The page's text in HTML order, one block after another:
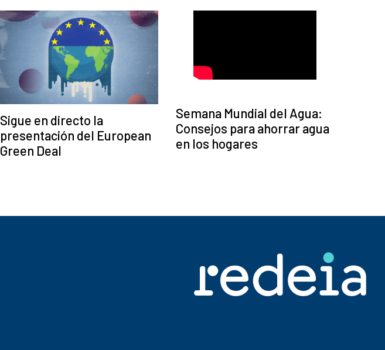
Sigue en directo la
presentación del European
Green Deal
Semana Mundial del Agua:
Consejos para ahorrar agua
en los hogares